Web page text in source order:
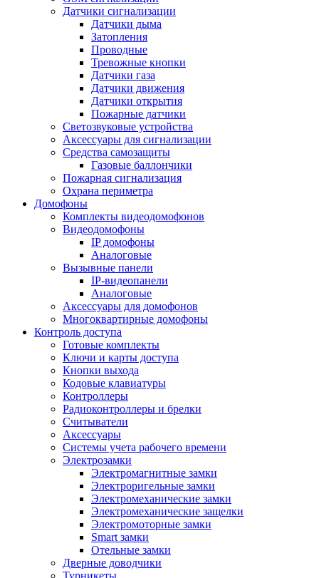
Датчики сигнализации
Датчики дыма
Затопления
Проводные
Тревожные кнопки
Датчики газа
Датчики движения
Датчики открытия
Пожарные датчики
Светозвуковые устройства
Аксессуары для сигнализации
Средства самозащиты
Газовые баллончики
Пожарная сигнализация
Охрана периметра
Домофоны
Комплекты видеодомофонов
Видеодомофоны
IP домофоны
Аналоговые
Вызывные панели
IP-видеопанели
Аналоговые
Аксессуары для домофонов
Многоквартирные домофоны
Контроль доступа
Готовые комплекты
Ключи и карты доступа
Кнопки выхода
Кодовые клавиатуры
Контроллеры
Радиоконтроллеры и брелки
Считыватели
Аксессуары
Системы учета рабочего времени
Электрозамки
Электромагнитные замки
Электроригельные замки
Электромеханические замки
Электромеханические защелки
Электромоторные замки
Smart замки
Отельные замки
Дверные доводчики
Турникеты